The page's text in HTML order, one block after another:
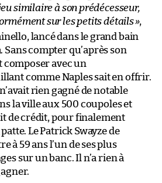
similaire à son prédécesseur,
sur les petits détails»,
lancé dans le grand bain
Sans compter qu’après son
composer avec un
comme Naples sait en offrir.
rien gagné de notable
la ville aux 500 coupoles et
de crédit, pour finalement
Le Patrick Swayze de
à 59 ans l’un de ses plus
sur un banc. Il n’a rien à